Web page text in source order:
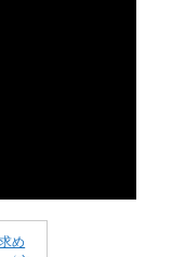
め